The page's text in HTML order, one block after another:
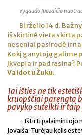
Vygaudo Juozaičio
Birželio 14 d.
išskirtinė vieta skirta
neseniai pasirodė ir
Kokį ganytoją galime
įkvepia ir padrąsina?
Vaidotu Žuku.
Tai išties ne tik
kruopščiai parengta
pavyko sutelkti ir taip
– Ištirti palaimintojo
Jovaiša. Turėjau kelis